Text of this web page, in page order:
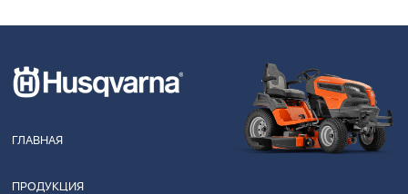
ГЛАВНАЯ
ПРОДУКЦИЯ